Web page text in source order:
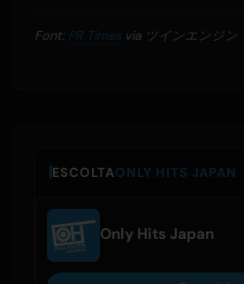
Font: PR Timesvia ツインエンジン
ESCOLTAONLY HITS JAPAN
Only Hits Japan